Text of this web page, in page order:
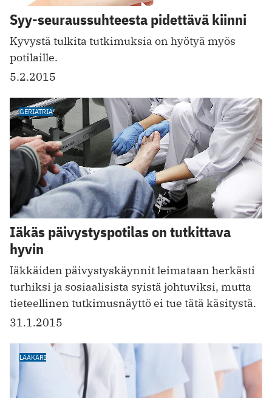
Syy-seuraussuhteesta pidettävä kiinni
Kyvystä tulkita tutkimuksia on hyötyä myös
potilaille.
5.2.2015
GERIATRIA
Iäkäs päivystyspotilas on tutkittava
hyvin
Iäkkäiden päivystyskäynnit leimataan herkästi
turhiksi ja sosiaalisista syistä johtuviksi, mutta
tieteellinen tutkimusnäyttö ei tue tätä käsitystä.
31.1.2015
LÄÄKÄRI